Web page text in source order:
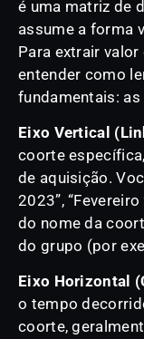
é uma matriz de
assume a forma
Para extrair
entender como
fundamentais: as
Eixo Vertical
coorte
de aquisição.
2023”,
do nome da
do grupo (por
Eixo Horizontal
o tempo
coorte,